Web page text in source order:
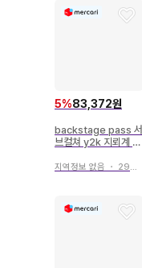
5%83,372원
backstage pass 서
브컬쳐 y2k 지뢰계 T
지역정보 없음 ・ 29일 전